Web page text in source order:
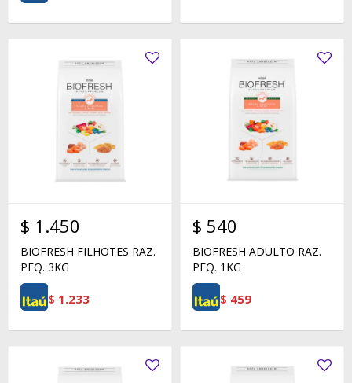
$ 1.450
BIOFRESH FILHOTES RAZ.
PEQ. 3KG
$ 1.233
$ 540
BIOFRESH ADULTO RAZ.
PEQ. 1KG
$ 459